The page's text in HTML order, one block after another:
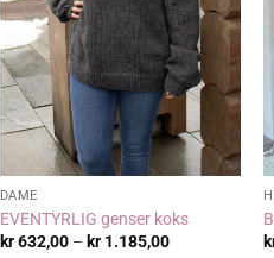
DAME
EVENTYRLIG genser koks
kr632,00 – kr1.185,00Prisområde: